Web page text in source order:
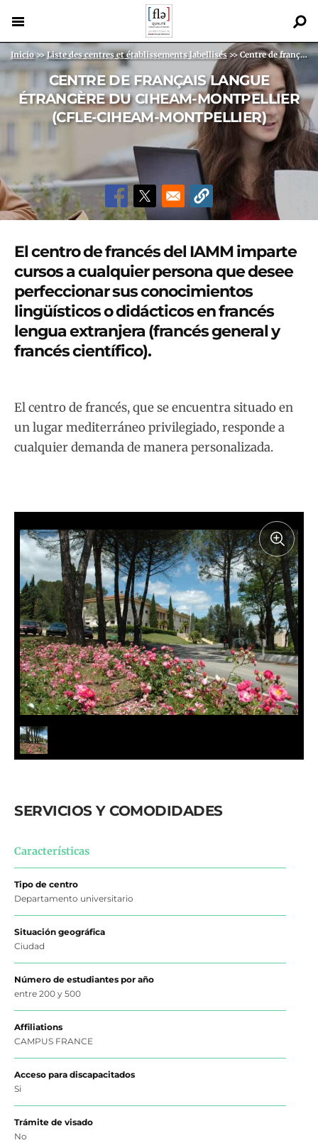
contenido
principal
Sobrescribir enlaces de ayuda a la navegación
Inicio >> Liste des centres et établissements labellisés >> Centre de français langue étrangère du CIHEAM-Mont...
Back
to
CENTRE DE FRANÇAIS LANGUE
ÉTRANGÈRE DU CIHEAM-MONTPELLIER
(CFLE-CIHEAM-MONTPELLIER)
El centro de francés del IAMM imparte
cursos a cualquier persona que desee
perfeccionar sus conocimientos
lingüísticos o didácticos en francés
lengua extranjera (francés general y
francés científico).
El centro de francés, que se encuentra situado en
un lugar mediterráneo privilegiado, responde a
cualquier demanda de manera personalizada.
SERVICIOS Y COMODIDADES
Características
Tipo de centro
Departamento universitario
Situación geográfica
Ciudad
Número de estudiantes por año
entre 200 y 500
Affiliations
CAMPUS FRANCE
Acceso para discapacitados
Si
Trámite de visado
No